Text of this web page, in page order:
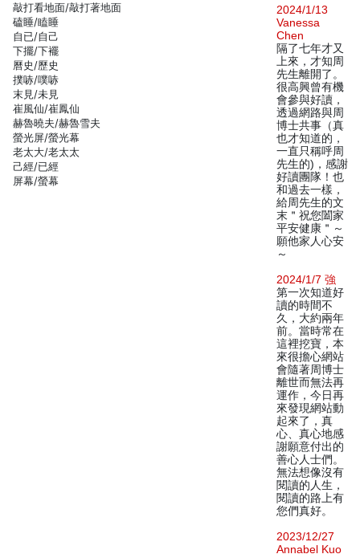
敲打看地面/敲打著地面
磕睡/瞌睡
自已/自己
下擺/下襬
曆史/歷史
撲哧/噗哧
末見/未見
崔風仙/崔鳳仙
赫魯曉夫/赫魯雪夫
螢光屏/螢光幕
老太大/老太太
己經/已經
屏幕/螢幕
2024/1/13
Vanessa
Chen
隔了七年才又
上來，才知周
先生離開了。
很高興曾有機
會參與好讀，
透過網路與周
博士共事（真
也才知道的，
一直只稱呼周
先生的)，感謝
好讀團隊！也
和過去一樣，
給周先生的文
末＂祝您闔家
平安健康＂～
願他家人心安
～
2024/1/7 強
第一次知道好
讀的時間不
久，大約兩年
前。當時常在
這裡挖寶，本
來很擔心網站
會隨著周博士
離世而無法再
運作，今日再
來發現網站動
起來了，真
心、真心地感
謝願意付出的
善心人士們。
無法想像沒有
閱讀的人生，
閱讀的路上有
您們真好。
2023/12/27
Annabel Kuo